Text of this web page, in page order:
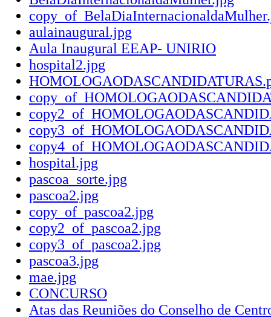
aulainaugural.jpg
Aula Inaugural EEAP- UNIRIO
hospital2.jpg
hospital.jpg
pascoa_sorte.jpg
pascoa2.jpg
copy_of_pascoa2.jpg
copy2_of_pascoa2.jpg
copy3_of_pascoa2.jpg
pascoa3.jpg
mae.jpg
CONCURSO
Atas das Reuniões do Conselho de